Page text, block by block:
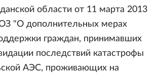
области от 11 марта 2013
"О дополнительных мерах
граждан, принимавших
последствий катастрофы
АЭС, проживающих на